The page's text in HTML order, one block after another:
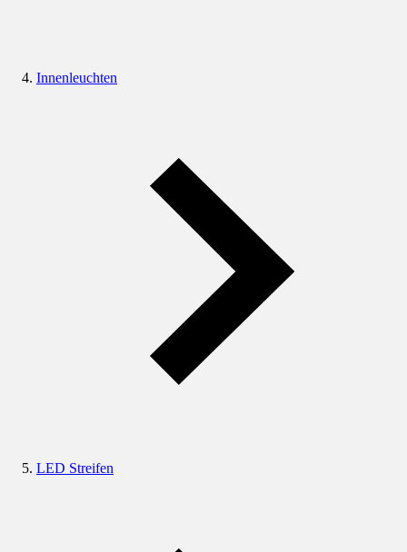
Innenleuchten
LED Streifen